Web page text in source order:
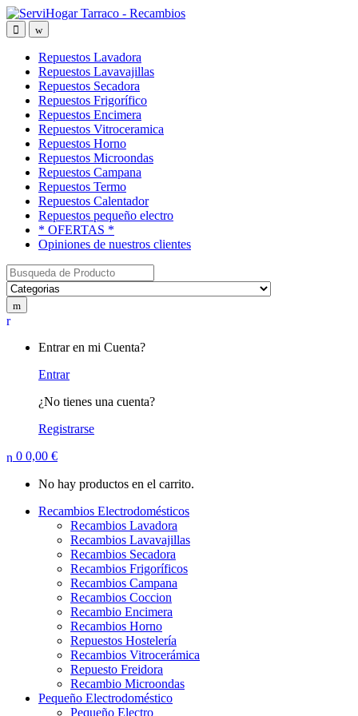
Saltar
a
navegación
saltar
al
contenido
OpenClose
Repuestos Lavadora
Repuestos Lavavajillas
Repuestos Secadora
Repuestos Frigorífico
Repuestos Encimera
Repuestos Vitroceramica
Repuestos Horno
Repuestos Microondas
Repuestos Campana
Repuestos Termo
Repuestos Calentador
Repuestos pequeño electro
* OFERTAS *
Opiniones de nuestros clientes
Buscar:
My
Entrar en mi Cuenta?
Entrar
¿No tienes una cuenta?
Registrarse
0 0,00 €
No hay productos en el carrito.
Recambios Electrodomésticos
Recambios Lavadora
Recambios Lavavajillas
Recambios Secadora
Recambios Frigoríficos
Recambios Campana
Recambios Coccion
Recambio Encimera
Recambios Horno
Repuestos Hostelería
Recambios Vitrocerámica
Repuesto Freidora
Recambio Microondas
Pequeño Electrodoméstico
Pequeño Electro